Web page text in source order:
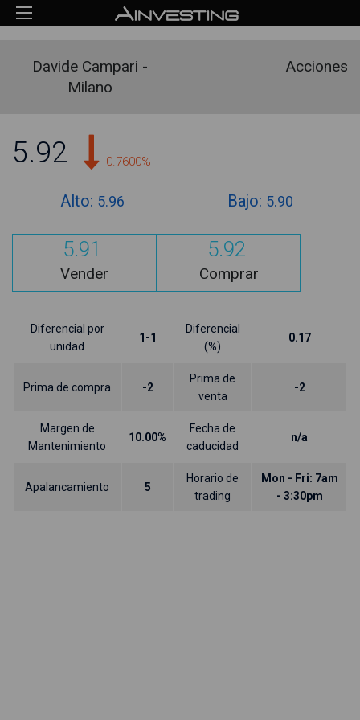
Davide Campari -
Milano
Acciones
5.92 -0.7600%
Alto: 5.96 Bajo: 5.90
5.91
Vender
5.92
Comprar
Diferencial por
unidad
1-1
Diferencial
(%)
0.17
Prima de compra -2
Prima de
venta
-2
Margen de
Mantenimiento
10.00%
Fecha de
caducidad
n/a
Apalancamiento 5
Horario de
trading
Mon - Fri: 7am
- 3:30pm